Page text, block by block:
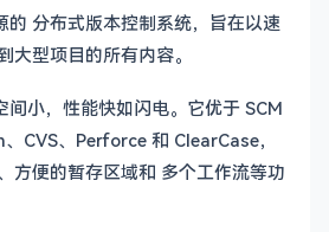
的 分布式版本控制系统，旨在以速
大型项目的所有内容。
间小，性能快如闪电。它优于 SCM
CVS、Perforce 和 ClearCase，
方便的暂存区域和 多个工作流等功